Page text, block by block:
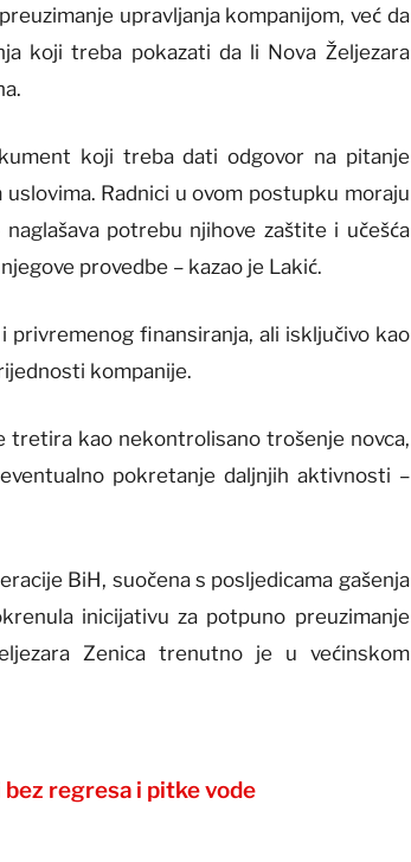
upravljanja kompanijom, već da
koji treba pokazati da li Nova Željezara
koji treba dati odgovor na pitanje
Radnici u ovom postupku moraju
potrebu njihove zaštite i učešća
provedbe – kazao je Lakić.
privremenog finansiranja, ali isključivo kao
kompanije.
tretira kao nekontrolisano trošenje novca,
pokretanje daljnjih aktivnosti –
BiH, suočena s posljedicama gašenja
inicijativu za potpuno preuzimanje
Zenica trenutno je u većinskom
bez regresa i pitke vode